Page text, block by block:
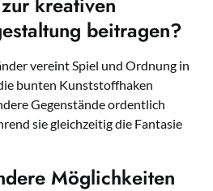
beitragen?
vereint Spiel und Ordnung in
bunten Kunststoffhaken
Gegenstände ordentlich
sie gleichzeitig die Fantasie
Möglichkeiten